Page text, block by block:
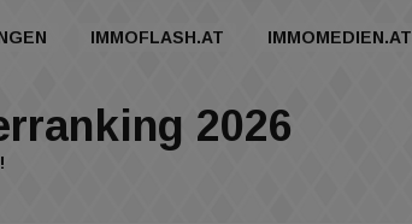
IMMOFLASH.AT IMMOMEDIEN.AT
2026